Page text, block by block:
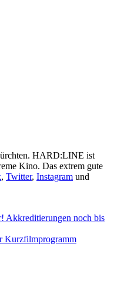
HARD:LINE ist
Kino. Das extrem gute
, Twitter, Instagram und
Akkreditierungen noch bis
Kurzfilmprogramm